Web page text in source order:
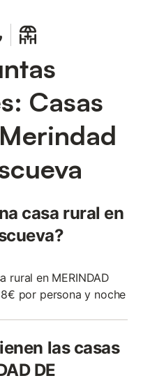
Casas
casa rural en
rural en MERINDAD
por persona y noche
las casas
DE